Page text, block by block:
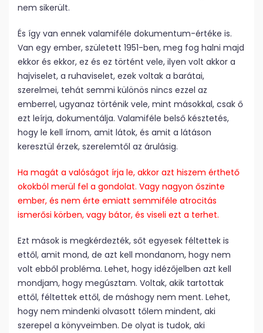
nem sikerült.
És így van ennek valamiféle dokumentum-értéke is.
Van egy ember, született 1951-ben, meg fog halni majd
ekkor és ekkor, ez és ez történt vele, ilyen volt akkor a
hajviselet, a ruhaviselet, ezek voltak a barátai,
szerelmei, tehát semmi különös nincs ezzel az
emberrel, ugyanaz történik vele, mint másokkal, csak ő
ezt leírja, dokumentálja. Valamiféle belső késztetés,
hogy le kell írnom, amit látok, és amit a látáson
keresztül érzek, szerelemtől az árulásig.
Ha magát a valóságot írja le, akkor azt hiszem érthető
okokból merül fel a gondolat. Vagy nagyon őszinte
ember, és nem érte emiatt semmiféle atrocitás
ismerősi körben, vagy bátor, és viseli ezt a terhet.
Ezt mások is megkérdezték, sőt egyesek féltettek is
ettől, amit mond, de azt kell mondanom, hogy nem
volt ebből probléma. Lehet, hogy idézőjelben azt kell
mondjam, hogy megúsztam. Voltak, akik tartottak
ettől, féltettek ettől, de máshogy nem ment. Lehet,
hogy nem mindenki olvasott tőlem mindent, aki
szerepel a könyveimben. De olyat is tudok, aki